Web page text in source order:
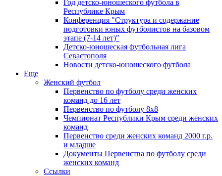
Год детско-юношеского футбола в
Республике Крым
Конференция "Структура и содержание
подготовки юных футболистов на базовом
этапе (7-14 лет)"
Детско-юношеская футбольная лига
Севастополя
Новости детско-юношеского футбола
Еще
Женский футбол
Первенство по футболу среди женских
команд до 16 лет
Первенство по футболу 8х8
Чемпионат Республики Крым среди женских
команд
Первенство среди женских команд 2000 г.р.
и младше
Документы Первенства по футболу среди
женских команд
Ссылки